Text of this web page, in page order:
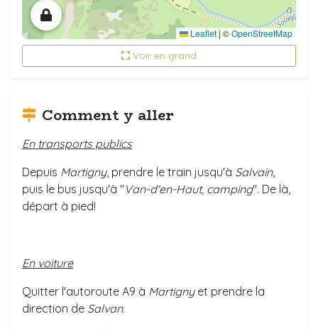
Leaflet | ©OpenStreetMap
Voir en grand
Comment y aller
En transports publics
Depuis Martigny, prendre le train jusqu'à Salvain,
puis le bus jusqu'à "Van-d'en-Haut, camping". De là,
départ à pied!
En voiture
Quitter l'autoroute A9 à Martigny et prendre la
direction de Salvan.